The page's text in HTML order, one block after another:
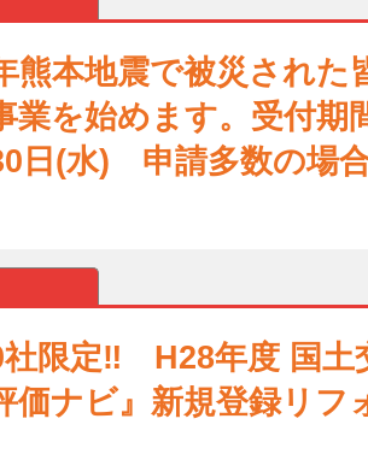
熊本地震で被災された
業を始めます。受付期
日(水) 申請多数の場
限定‼ H28年度 国土
価ナビ』新規登録リフ